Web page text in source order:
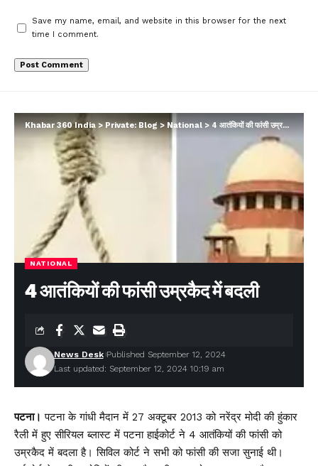
Save my name, email, and website in this browser for the next
time I comment.
Khabar 360 India >Private: Blog> National > 4 आतंकियों की फांसी उम्रकैद में बदली
NATIONAL
4 आतंकियों की फांसी उम्रकैद में बदली
Last updated: September 12, 2024 10:19 am
News Desk Published September 12, 2024
पटना। पटना के गांधी मैदान में 27 अक्टूबर 2013 को नरेंद्र मोदी की हुंकार
रैली में हुए सीरियल ब्लास्ट में पटना हाईकोर्ट ने 4 आतंकियों की फांसी को
उम्रकैद में बदला है। सिविल कोर्ट ने सभी को फांसी की सजा सुनाई थी।